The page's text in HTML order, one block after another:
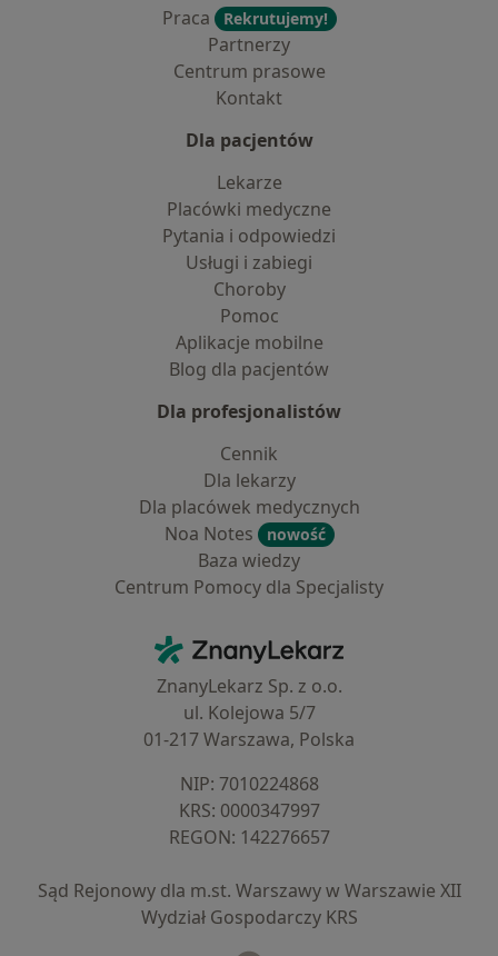
Praca
Rekrutujemy!
Partnerzy
Centrum prasowe
Kontakt
Dla pacjentów
Lekarze
Placówki medyczne
Pytania i odpowiedzi
Usługi i zabiegi
Choroby
Pomoc
Aplikacje mobilne
Blog dla pacjentów
Dla profesjonalistów
Cennik
Dla lekarzy
Dla placówek medycznych
Noa Notes
nowość
Baza wiedzy
Centrum Pomocy dla Specjalisty
ZnanyLekarz - Strona główna
ZnanyLekarz Sp. z o.o.
ul. Kolejowa 5/7
01-217 Warszawa, Polska
NIP: ⁠7010224868
KRS: ⁠0000347997
REGON: ⁠142276657
Sąd Rejonowy dla m.st. Warszawy w Warszawie XII
Wydział Gospodarczy KRS